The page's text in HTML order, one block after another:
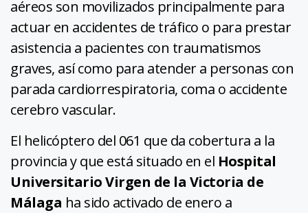
aéreos son movilizados principalmente para
actuar en accidentes de tráfico o para prestar
asistencia a pacientes con traumatismos
graves, así como para atender a personas con
parada cardiorrespiratoria, coma o accidente
cerebro vascular.
El helicóptero del 061 que da cobertura a la
provincia y que está situado en el Hospital
Universitario Virgen de la Victoria de
Málaga ha sido activado de enero a